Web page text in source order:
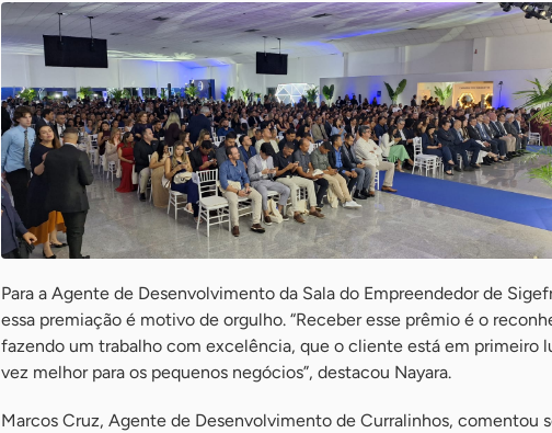
Para a Agente de Desenvolvimento da Sala do Empreendedor de
essa premiação é motivo de orgulho. “Receber esse prêmio é o
fazendo um trabalho com excelência, que o cliente está em primeiro
vez melhor para os pequenos negócios”, destacou Nayara.
Marcos Cruz, Agente de Desenvolvimento de Curralinhos, comentou